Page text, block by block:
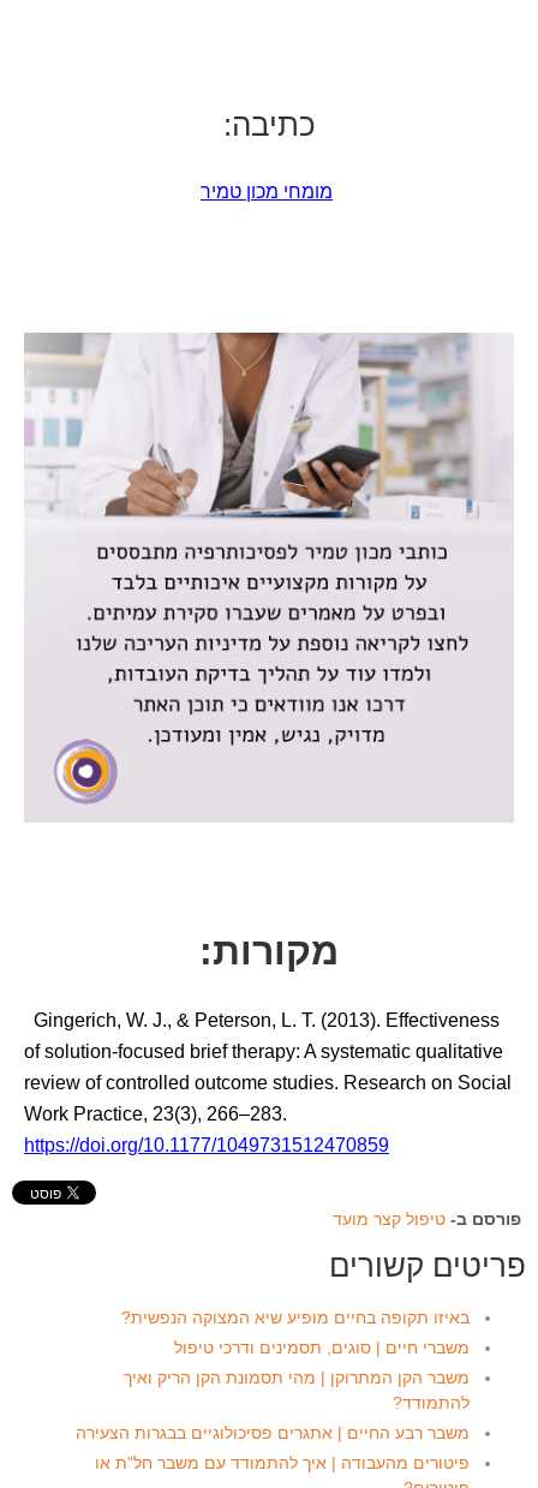
כתיבה:
מומחי מכון טמיר
מקורות:
Gingerich, W. J., & Peterson, L. T. (2013). Effectiveness
of solution-focused brief therapy: A systematic qualitative
review of controlled outcome studies. Research on Social
Work Practice, 23(3), 266–283.
https://doi.org/10.1177/1049731512470859
פורסם ב- טיפול קצר מועד
פריטים קשורים
באיזו תקופה בחיים מופיע שיא המצוקה הנפשית?
משברי חיים | סוגים, תסמינים ודרכי טיפול
משבר הקן המתרוקן | מהי תסמונת הקן הריק ואיך
להתמודד?
משבר רבע החיים | אתגרים פסיכולוגיים בבגרות הצעירה
פיטורים מהעבודה | איך להתמודד עם משבר חל"ת או